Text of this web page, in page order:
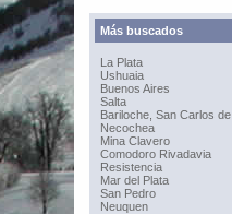
Más buscados
La Plata
Ushuaia
Buenos Aires
Salta
Bariloche, San Carlos de
Necochea
Mina Clavero
Comodoro Rivadavia
Resistencia
Mar del Plata
San Pedro
Neuquen